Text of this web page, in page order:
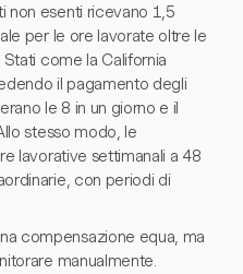
non esenti ricevano 1,5
per le ore lavorate oltre le
come la California
il pagamento degli
le 8 in un giorno e il
stesso modo, le
lavorative settimanali a 48
con periodi di
compensazione equa, ma
manualmente.